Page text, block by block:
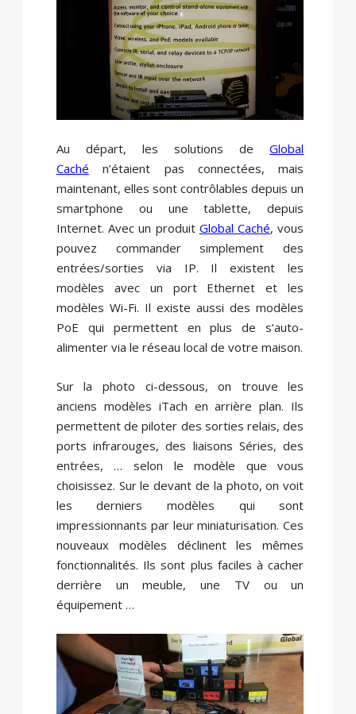
Au départ, les solutions deGlobal
Caché n’étaient pas connectées, mais
maintenant, elles sont contrôlables depuis un
smartphone ou une tablette, depuis
Internet. Avec un produit Global Caché, vous
pouvez commander simplement des
entrées/sorties via IP. Il existent les
modèles avec un port Ethernet et les
modèles Wi-Fi. Il existe aussi des modèles
PoE qui permettent en plus de s’auto-
alimenter via le réseau local de votre maison.
Sur la photo ci-dessous, on trouve les
anciens modèles iTach en arrière plan. Ils
permettent de piloter des sorties relais, des
ports infrarouges, des liaisons Séries, des
entrées, … selon le modèle que vous
choisissez. Sur le devant de la photo, on voit
les derniers modèles qui sont
impressionnants par leur miniaturisation. Ces
nouveaux modèles déclinent les mêmes
fonctionnalités. Ils sont plus faciles à cacher
derrière un meuble, une TV ou un
équipement …